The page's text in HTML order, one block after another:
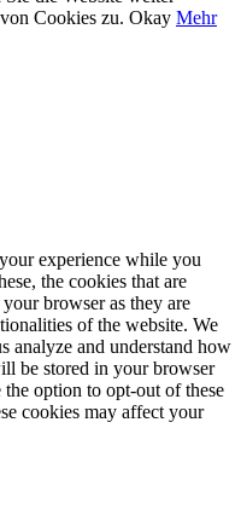
Cookies zu. Okay Mehr
experience while you
the cookies that are
browser as they are
of the website. We
analyze and understand how
be stored in your browser
option to opt-out of these
cookies may affect your